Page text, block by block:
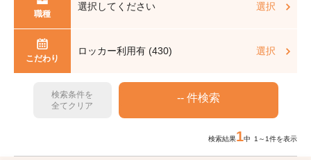
職種
選択してください 選択
こだわり
ロッカー利用有 (430) 選択
検索条件を
全てクリア
検索結果1中 1～1件を表示